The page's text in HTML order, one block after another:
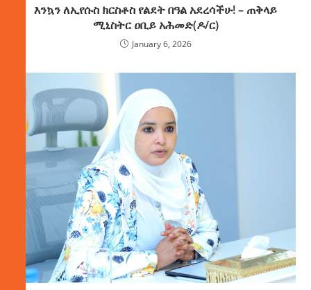
እንኳን ለኢየሱስ ክርስቶስ የልደት በዓል አደረሳችሁ! – ጠቅላይ
ሚኒስትር ዐቢይ አሕመድ(ዶ/ር)
January 6, 2026